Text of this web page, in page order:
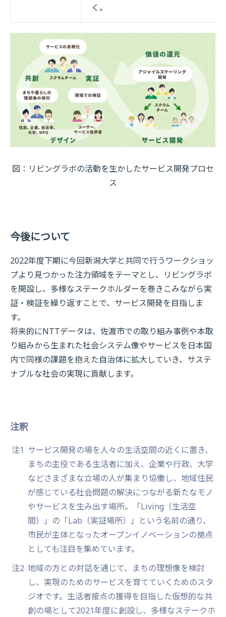
く。
図：リビングラボの活動を生かしたサービス開発プロセ
ス
今後について
2022年度下期に今回新潟大学と共同で行うワークショッ
プより見つかった注力領域をテーマとし、リビングラボ
を開設し、多様なステークホルダーを巻きこみながら実
証・検証を繰り返すことで、サービス開発を目指しま
す。
将来的にNTTデータは、佐渡市での取り組み事例や本取
り組みから生まれた社会システム像やサービスを日本国
内で同様の課題を抱えた自治体に拡大していき、サステ
ナブルな社会の実現に貢献します。
注釈
注1 サービス開発の場を人々の生活空間の近くに置き、
まちの主役である生活者に加え、企業や行政、大学
などさまざまな立場の人が集まり協働し、地域住民
が感じている社会問題の解決につながる新たなモノ
やサービスを生み出す場所。「Living（生活空
間）」の「Lab（実証場所）」という名前の通り、
市民が主体となったオープンイノベーションの拠点
としても注目を集めています。
注2 地域の方との対話を通じて、まちの理想像を検討
し、実現のためのサービスを育てていくためのスタ
ジオです。生活者接点の獲得を目指した仮想的な共
創の場として2021年度に創設し、多様なステークホ